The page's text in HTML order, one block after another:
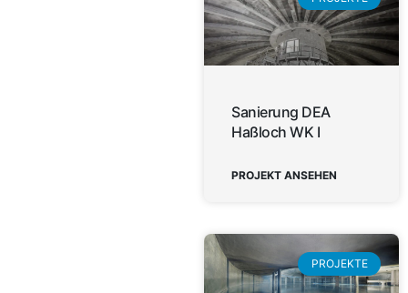
Sanierung DEA
Haßloch WK I
PROJEKT ANSEHEN
PROJEKTE